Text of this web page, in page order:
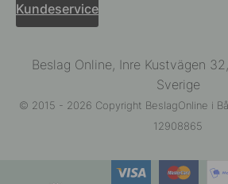
Kundeservice
Beslag Online, Inre Kustvägen
Sverige
© 2015 - 2026 Copyright BeslagOnline i
12908865